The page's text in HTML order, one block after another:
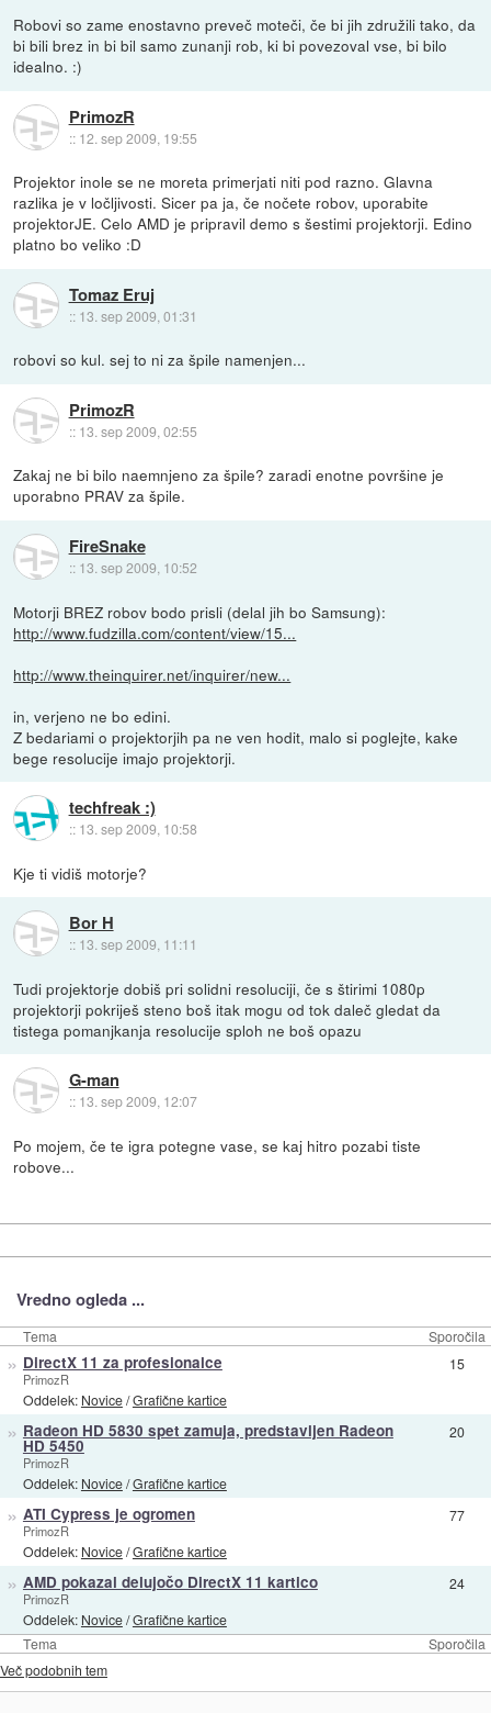
Robovi so zame enostavno preveč moteči, če bi jih združili tako, da
bi bili brez in bi bil samo zunanji rob, ki bi povezoval vse, bi bilo
idealno. :)
PrimozR
:: 12. sep 2009, 19:55
Projektor inole se ne moreta primerjati niti pod razno. Glavna
razlika je v ločljivosti. Sicer pa ja, če nočete robov, uporabite
projektorJE. Celo AMD je pripravil demo s šestimi projektorji. Edino
platno bo veliko :D
Tomaz Eruj
:: 13. sep 2009, 01:31
robovi so kul. sej to ni za špile namenjen...
PrimozR
:: 13. sep 2009, 02:55
Zakaj ne bi bilo naemnjeno za špile? zaradi enotne površine je
uporabno PRAV za špile.
FireSnake
:: 13. sep 2009, 10:52
Motorji BREZ robov bodo prisli (delal jih bo Samsung):
http://www.fudzilla.com/content/view/15...
http://www.theinquirer.net/inquirer/new...
in, verjeno ne bo edini.
Z bedariami o projektorjih pa ne ven hodit, malo si poglejte, kake
bege resolucije imajo projektorji.
techfreak :)
:: 13. sep 2009, 10:58
Kje ti vidiš motorje?
Bor H
:: 13. sep 2009, 11:11
Tudi projektorje dobiš pri solidni resoluciji, če s štirimi 1080p
projektorji pokriješ steno boš itak mogu od tok daleč gledat da
tistega pomanjkanja resolucije sploh ne boš opazu
G-man
:: 13. sep 2009, 12:07
Po mojem, če te igra potegne vase, se kaj hitro pozabi tiste
robove...
Vredno ogleda ...
Tema Sporočila
Tema Sporočila
» DirectX 11 za profesionalce
PrimozR
Oddelek: Novice/Grafične kartice
15
» Radeon HD 5830 spet zamuja, predstavljen Radeon
HD 5450
PrimozR
Oddelek: Novice/Grafične kartice
20
» ATI Cypress je ogromen
PrimozR
Oddelek: Novice/Grafične kartice
77
» AMD pokazal delujočo DirectX 11 kartico
PrimozR
Oddelek: Novice/Grafične kartice
24
Več podobnih tem